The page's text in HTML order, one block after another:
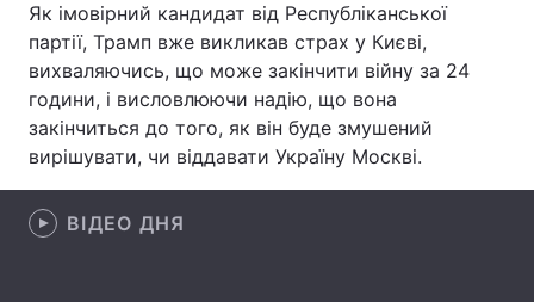
Цікавинки Погода
Екологія Регіони
Лонгріди
Як імовірний кандидат від Республіканської
партії, Трамп вже викликав страх у Києві,
вихваляючись, що може закінчити війну за 24
години, і висловлюючи надію, що вона
закінчиться до того, як він буде змушений
вирішувати, чи віддавати Україну Москві.
ВІДЕО ДНЯ